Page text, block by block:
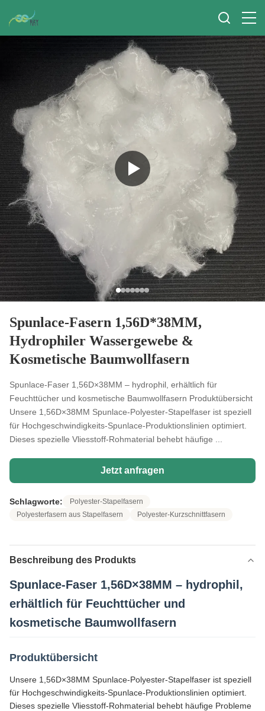
Spunlace-Fasern 1,56D*38MM,
Hydrophiler Wassergewebe &
Kosmetische Baumwollfasern
Spunlace-Faser 1,56D×38MM – hydrophil, erhältlich für
Feuchttücher und kosmetische Baumwollfasern Produktübersicht
Unsere 1,56D×38MM Spunlace-Polyester-Stapelfaser ist speziell
für Hochgeschwindigkeits-Spunlace-Produktionslinien optimiert.
Dieses spezielle Vliesstoff-Rohmaterial behebt häufige ...
Jetzt anfragen
Schlagworte:
Polyester-Stapelfasern
Polyesterfasern aus Stapelfasern
Polyester-Kurzschnittfasern
Beschreibung des Produkts
Spunlace-Faser 1,56D×38MM – hydrophil,
erhältlich für Feuchttücher und
kosmetische Baumwollfasern
Produktübersicht
Unsere 1,56D×38MM Spunlace-Polyester-Stapelfaser ist speziell
für Hochgeschwindigkeits-Spunlace-Produktionslinien optimiert.
Dieses spezielle Vliesstoff-Rohmaterial behebt häufige Probleme